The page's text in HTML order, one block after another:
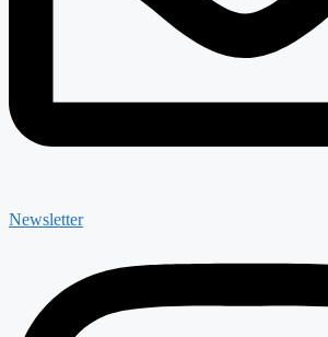
Newsletter